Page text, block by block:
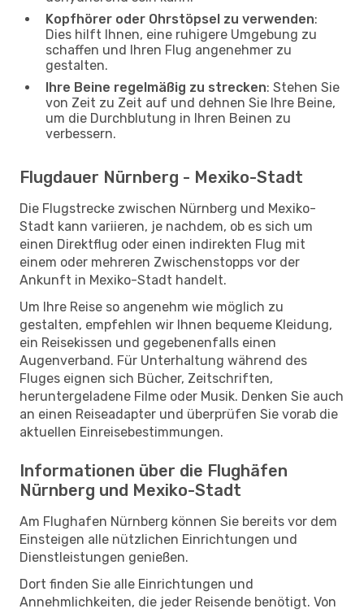
Kopfhörer oder Ohrstöpsel zu verwenden:
Dies hilft Ihnen, eine ruhigere Umgebung zu
schaffen und Ihren Flug angenehmer zu
gestalten.
Ihre Beine regelmäßig zu strecken: Stehen Sie
von Zeit zu Zeit auf und dehnen Sie Ihre Beine,
um die Durchblutung in Ihren Beinen zu
verbessern.
Flugdauer Nürnberg - Mexiko-Stadt
Die Flugstrecke zwischen Nürnberg und Mexiko-
Stadt kann variieren, je nachdem, ob es sich um
einen Direktflug oder einen indirekten Flug mit
einem oder mehreren Zwischenstopps vor der
Ankunft in Mexiko-Stadt handelt.
Um Ihre Reise so angenehm wie möglich zu
gestalten, empfehlen wir Ihnen bequeme Kleidung,
ein Reisekissen und gegebenenfalls einen
Augenverband. Für Unterhaltung während des
Fluges eignen sich Bücher, Zeitschriften,
heruntergeladene Filme oder Musik. Denken Sie auch
an einen Reiseadapter und überprüfen Sie vorab die
aktuellen Einreisebestimmungen.
Informationen über die Flughäfen
Nürnberg und Mexiko-Stadt
Am Flughafen Nürnberg können Sie bereits vor dem
Einsteigen alle nützlichen Einrichtungen und
Dienstleistungen genießen.
Dort finden Sie alle Einrichtungen und
Annehmlichkeiten, die jeder Reisende benötigt. Von